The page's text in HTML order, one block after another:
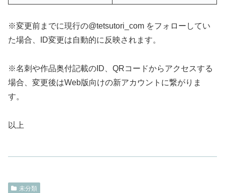
※変更前までに現行の@tetsutori_com をフォローしてい
た場合、ID変更は自動的に反映されます。
※名刺や作品奥付記載のID、QRコードからアクセスする
場合、変更後はWeb版向けの新アカウントに繋がりま
す。
以上
未分類